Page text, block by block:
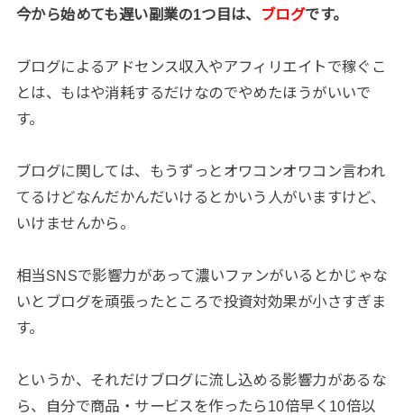
今から始めても遅い副業の1つ目は、 ブログです。
ブログによるアドセンス収入やアフィリエイトで稼ぐこ
とは、もはや消耗するだけなのでやめたほうがいいで
す。
ブログに関しては、もうずっとオワコンオワコン言われ
てるけどなんだかんだいけるとかいう人がいますけど、
いけませんから。
相当SNSで影響力があって濃いファンがいるとかじゃな
いとブログを頑張ったところで投資対効果が小さすぎま
す。
というか、それだけブログに流し込める影響力があるな
ら、自分で商品・サービスを作ったら10倍早く10倍以